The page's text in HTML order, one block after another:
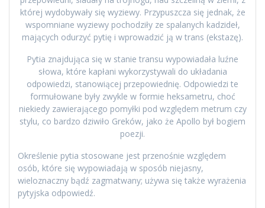
której wydobywały się wyziewy. Przypuszcza się jednak, że
wspomniane wyziewy pochodziły ze spalanych kadzideł,
mających odurzyć pytię i wprowadzić ją w trans (ekstazę).
Pytia znajdująca się w stanie transu wypowiadała luźne
słowa, które kapłani wykorzystywali do układania
odpowiedzi, stanowiącej przepowiednię. Odpowiedzi te
formułowane były zwykle w formie heksametru, choć
niekiedy zawierającego pomyłki pod względem metrum czy
stylu, co bardzo dziwiło Greków, jako że Apollo był bogiem
poezji.
Określenie pytia stosowane jest przenośnie względem
osób, które się wypowiadają w sposób niejasny,
wieloznaczny bądź zagmatwany; używa się także wyrażenia
pytyjska odpowiedź.